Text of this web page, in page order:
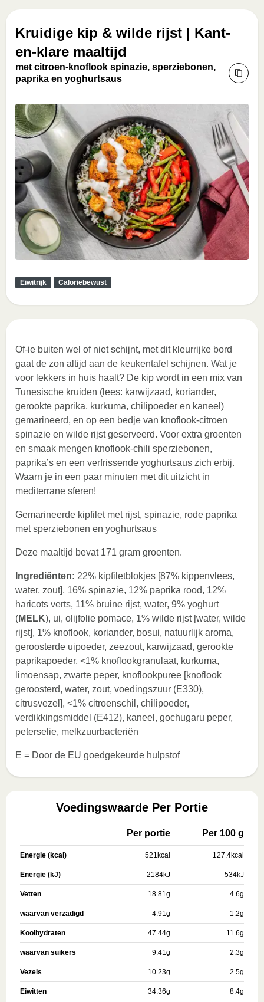
Kruidige kip & wilde rijst | Kant-
en-klare maaltijd
met citroen-knoflook spinazie, sperziebonen,
paprika en yoghurtsaus
Eiwitrijk Caloriebewust
Of-ie buiten wel of niet schijnt, met dit kleurrijke bord
gaat de zon altijd aan de keukentafel schijnen. Wat je
voor lekkers in huis haalt? De kip wordt in een mix van
Tunesische kruiden (lees: karwijzaad, koriander,
gerookte paprika, kurkuma, chilipoeder en kaneel)
gemarineerd, en op een bedje van knoflook-citroen
spinazie en wilde rijst geserveerd. Voor extra groenten
en smaak mengen knoflook-chili sperziebonen,
paprika’s en een verfrissende yoghurtsaus zich erbij.
Waarn je in een paar minuten met dit uitzicht in
mediterrane sferen!
Gemarineerde kipfilet met rijst, spinazie, rode paprika
met sperziebonen en yoghurtsaus
Deze maaltijd bevat 171 gram groenten.
Ingrediënten: 22% kipfiletblokjes [87% kippenvlees,
water, zout], 16% spinazie, 12% paprika rood, 12%
haricots verts, 11% bruine rijst, water, 9% yoghurt
(MELK), ui, olijfolie pomace, 1% wilde rijst [water, wilde
rijst], 1% knoflook, koriander, bosui, natuurlijk aroma,
geroosterde uipoeder, zeezout, karwijzaad, gerookte
paprikapoeder, <1% knoflookgranulaat, kurkuma,
limoensap, zwarte peper, knoflookpuree [knoflook
geroosterd, water, zout, voedingszuur (E330),
citrusvezel], <1% citroenschil, chilipoeder,
verdikkingsmiddel (E412), kaneel, gochugaru peper,
peterselie, melkzuurbacteriën
E = Door de EU goedgekeurde hulpstof
Voedingswaarde Per Portie
Per portie Per 100 g
Energie (kcal) 521kcal 127.4kcal
Energie (kJ) 2184kJ 534kJ
Vetten 18.81g 4.6g
waarvan verzadigd 4.91g 1.2g
Koolhydraten 47.44g 11.6g
waarvan suikers 9.41g 2.3g
Vezels 10.23g 2.5g
Eiwitten 34.36g 8.4g